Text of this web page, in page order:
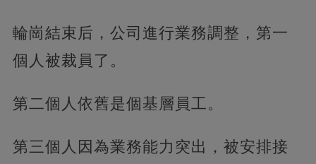
輪崗結束后，公司進行業務調整，第一
個人被裁員了。
第二個人依舊是個基層員工。
第三個人因為業務能力突出，被安排接